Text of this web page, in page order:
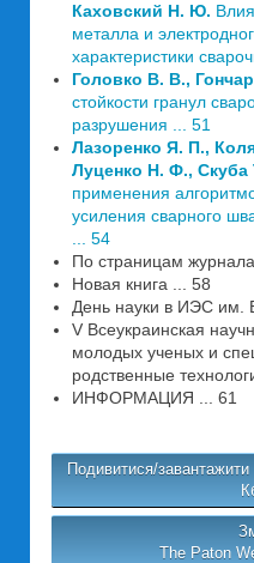
Каховский Н. Ю.
металла и
характеристики
Головко В. В.,
стойкости гранул
разрушения ... 51
Лазоренко Я. П.,
Луценко Н. Ф., Скуба
применения
усиления сварного
... 54
По страницам
Новая книга ... 58
День науки в ИЭС им.
V Всеукраинская
молодых ученых и
родственные
ИНФОРМАЦИЯ ... 61
Подивитися/
The Paton